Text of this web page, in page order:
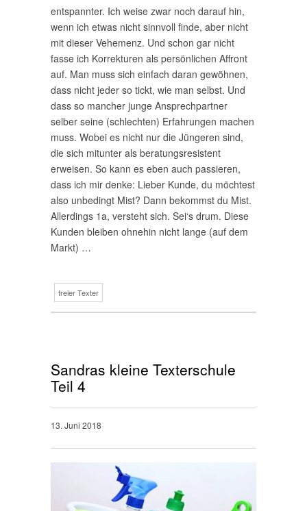
entspannter. Ich weise zwar noch darauf hin,
wenn ich etwas nicht sinnvoll finde, aber nicht
mit dieser Vehemenz. Und schon gar nicht
fasse ich Korrekturen als persönlichen Affront
auf. Man muss sich einfach daran gewöhnen,
dass nicht jeder so tickt, wie man selbst. Und
dass so mancher junge Ansprechpartner
selber seine (schlechten) Erfahrungen machen
muss. Wobei es nicht nur die Jüngeren sind,
die sich mitunter als beratungsresistent
erweisen. So kann es eben auch passieren,
dass ich mir denke: Lieber Kunde, du möchtest
also unbedingt Mist? Dann bekommst du Mist.
Allerdings 1a, versteht sich. Sei‘s drum. Diese
Kunden bleiben ohnehin nicht lange (auf dem
Markt) …
freier Texter
Sandras kleine Texterschule
Teil 4
13. Juni 2018